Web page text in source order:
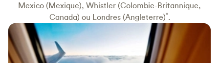
Mexico (Mexique), Whistler (Colombie-Britannique,
Canada) ou Londres (Angleterre)*.